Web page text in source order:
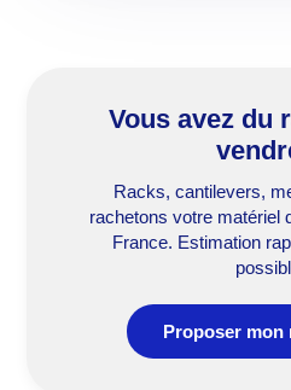
Vous avez du
Racks, cantilevers,
rachetons votre matériel
France. Estimation
Proposer mon